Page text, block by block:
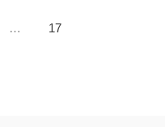
… 17